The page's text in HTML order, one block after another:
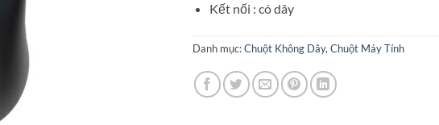
Kết nối : có dây
Danh mục:Chuột Không Dây, Chuột Máy Tính